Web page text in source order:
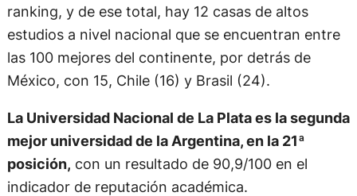
ranking, y de ese total, hay 12 casas de altos
estudios a nivel nacional que se encuentran entre
las 100 mejores del continente, por detrás de
México, con 15, Chile (16) y Brasil (24).
La Universidad Nacional de La Plata es la segunda
mejor universidad de la Argentina, en la 21ª
posición, con un resultado de 90,9/100 en el
indicador de reputación académica.